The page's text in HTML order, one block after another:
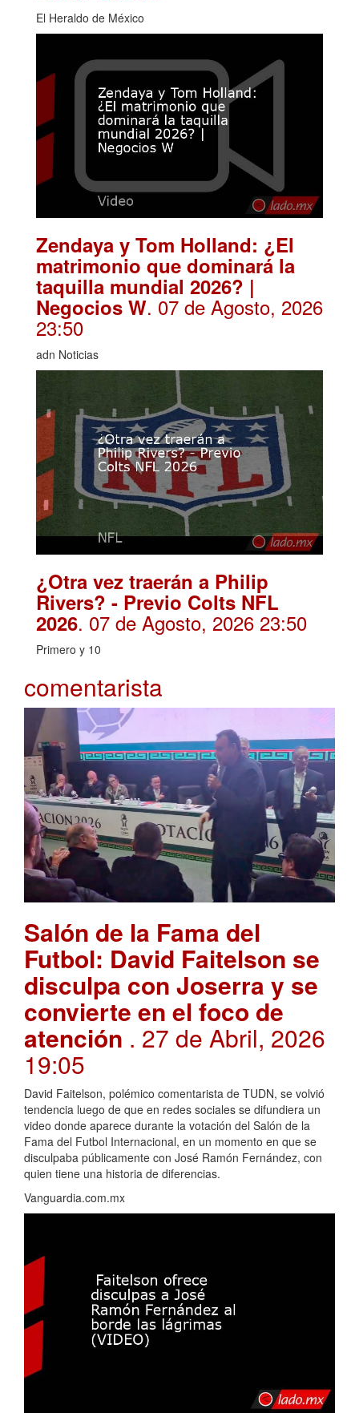
El Heraldo de México
Zendaya y Tom Holland: ¿El
matrimonio que dominará la
taquilla mundial 2026? |
Negocios W. 07 de Agosto, 2026
23:50
adn Noticias
¿Otra vez traerán a Philip
Rivers? - Previo Colts NFL
2026. 07 de Agosto, 2026 23:50
Primero y 10
comentarista
Salón de la Fama del
Futbol: David Faitelson se
disculpa con Joserra y se
convierte en el foco de
atención . 27 de Abril, 2026
19:05
David Faitelson, polémico comentarista de TUDN, se volvió
tendencia luego de que en redes sociales se difundiera un
video donde aparece durante la votación del Salón de la
Fama del Futbol Internacional, en un momento en que se
disculpaba públicamente con José Ramón Fernández, con
quien tiene una historia de diferencias.
Vanguardia.com.mx